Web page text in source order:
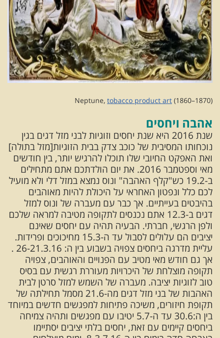
Neptune, tobacco product art (1860–1870)
אהבה ויחסים
שנת 2016 היא שנת יחסים וזוגיות לבני מזל דגים בגין
נוכחותו המסיבית של כוכב צדק בבית הזוגיות[מזל בתולה]
ואת האפקט החיובי שלו תוכלו להרגיש יותר, בין חודשים
מאי וספטמבר 2016. את יום הולדתכם אתם מתחילים
ב-19.2 כש"קלף האהבה" ונוס נמצא במזל דלי ולא מועיל
לכם כלל ונפטון האחראי על היכולת להיות מאוהבים
בהיבטים בעייתיים. אך כבר עם מעברה של ונוס למזל
דגים ב-12.3 אתם נכנסים לתקופה מטיבה למראה שלכם
ולפן הרגשי, חברתי. הבעיה תהיה עם יחסים שאינם
יציבים הם עלולים לסבול עד ה-15.3 מחיכוכים ופרידות.
עליית מדרגה ביחסים צפויה בשבוע בין ה: 26-21.3.16 .
אך גם חודש מאי מטיב עם הפנויים והאוהבים, צפויה
תקופה מוצלחת של היכרויות מעוררת רגשית עם בסיס
טוב לזוגיות יציבה. מעברה של השמש למזל סרטן לבית
האהבות של בני מזל דגים מה-21.6 מסמל תחילתה של
תקופת חיזורים, משיכה פתיחות למפגשים חדשים במיוחד
בין ה:30.6 עד ה-5.7 יטיבו עם מפגשים ותהיה צמיחה
ביחסים קיימים עם זאת, יחסים בלתי יציבים יסתיימו